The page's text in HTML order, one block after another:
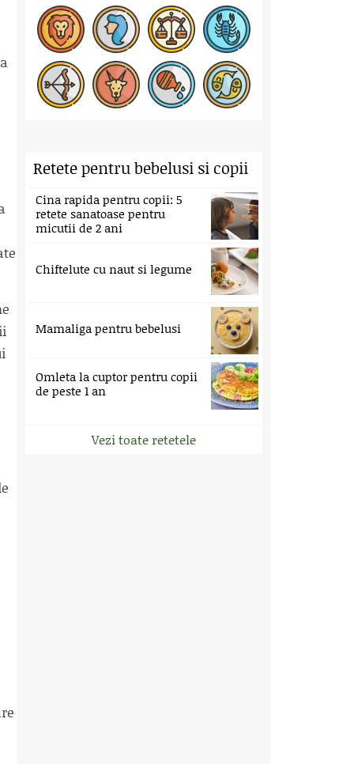
Retete pentru bebelusi si copii
Cina rapida pentru copii: 5
retete sanatoase pentru
micutii de 2 ani
Chiftelute cu naut si legume
Mamaliga pentru bebelusi
Omleta la cuptor pentru copii
de peste 1 an
Vezi toate retetele